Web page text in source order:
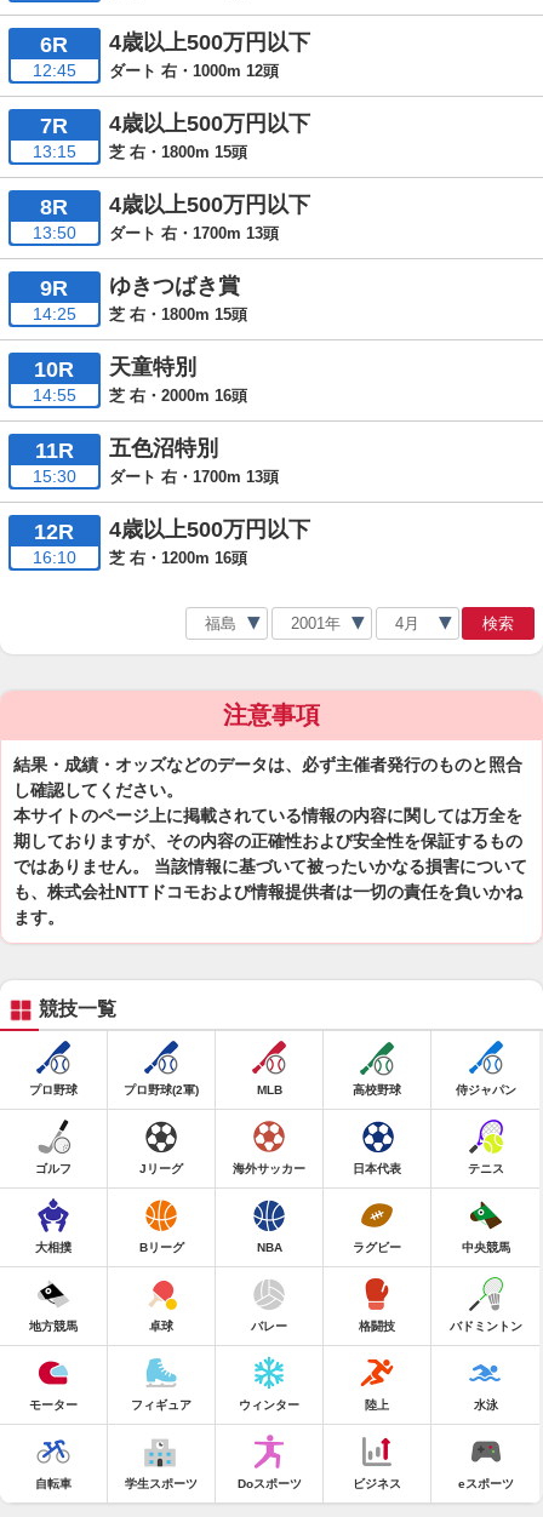
6R
12:45
4歳以上500万円以下
ダート 右・1000m 12頭
7R
13:15
4歳以上500万円以下
芝 右・1800m 15頭
8R
13:50
4歳以上500万円以下
ダート 右・1700m 13頭
9R
14:25
ゆきつばき賞
芝 右・1800m 15頭
10R
14:55
天童特別
芝 右・2000m 16頭
11R
15:30
五色沼特別
ダート 右・1700m 13頭
12R
16:10
4歳以上500万円以下
芝 右・1200m 16頭
検索
注意事項
結果・成績・オッズなどのデータは、必ず主催者発行のものと照合
し確認してください。
本サイトのページ上に掲載されている情報の内容に関しては万全を
期しておりますが、その内容の正確性および安全性を保証するもの
ではありません。 当該情報に基づいて被ったいかなる損害について
も、株式会社NTTドコモおよび情報提供者は一切の責任を負いかね
ます。
競技一覧
プロ野球 プロ野球(2軍) MLB 高校野球 侍ジャパン
ゴルフ Jリーグ 海外サッカー 日本代表 テニス
大相撲 Bリーグ NBA ラグビー 中央競馬
地方競馬 卓球 バレー 格闘技 バドミントン
モーター フィギュア ウィンター 陸上 水泳
自転車 学生スポーツ Doスポーツ ビジネス eスポーツ